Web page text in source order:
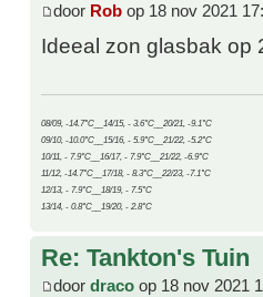
door Rob op 18 nov 2021
Ideeal zon glasbak op
08/09, -14.7°C__14/15, - 3.6°C__20/21, -9.1°C
09/10, -10.0°C__15/16, - 5.9°C__21/22, -5.2°C
10/11, - 7.9°C__16/17, - 7.9°C__21/22, -6.9°C
11/12, -14.7°C__17/18, - 8.3°C__22/23, -7.1°C
12/13, - 7.9°C__18/19, - 7.5°C
13/14, - 0.8°C__19/20, - 2.8°C
Re: Tankton's Tuin
door draco op 18 nov 2021